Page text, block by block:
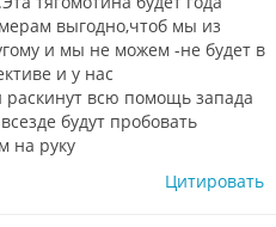
выгодно,чтоб мы из
и мы не можем -не будет в
и у нас
всю помощь запада
будут пробовать
на руку
Цитировать